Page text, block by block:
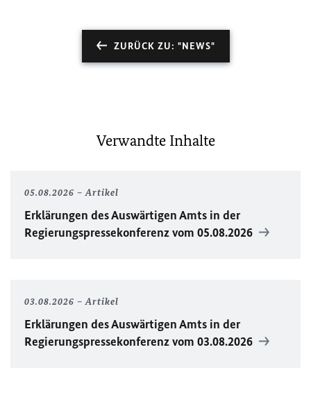
ZURÜCK ZU: "NEWS"
Verwandte Inhalte
05.08.2026 Artikel
Erklärungen des Auswärtigen Amts in der
Regierungspressekonferenz vom 05.08.2026
03.08.2026 Artikel
Erklärungen des Auswärtigen Amts in der
Regierungspressekonferenz vom 03.08.2026